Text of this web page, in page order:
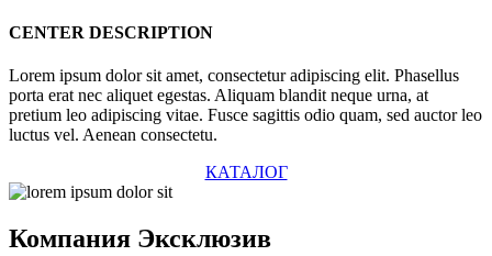
CENTER DESCRIPTION
Lorem ipsum dolor sit amet, consectetur adipiscing elit. Phasellus
porta erat nec aliquet egestas. Aliquam blandit neque urna, at
pretium leo adipiscing vitae. Fusce sagittis odio quam, sed auctor leo
luctus vel. Aenean consectetu.
КАТАЛОГ
Компания Эксклюзив